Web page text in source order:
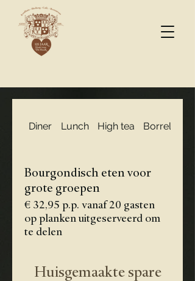
Diner Lunch High tea Borrel
Bourgondisch eten voor
grote groepen
€ 32,95 p.p. vanaf 20 gasten
op planken uitgeserveerd om
te delen
Huisgemaakte spare